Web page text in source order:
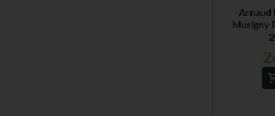
Arnaud
Musigny